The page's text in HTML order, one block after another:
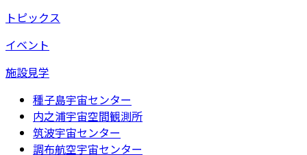
トピックス
イベント
施設見学
種子島宇宙センター
内之浦宇宙空間観測所
筑波宇宙センター
調布航空宇宙センター